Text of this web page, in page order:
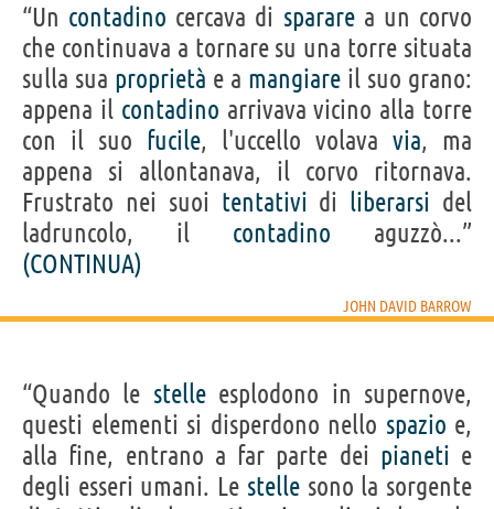
IDENTIKIT E DATI ANAGRAFICI
John David
Cognome Barrow
Nato 29 novembre 1952 a Londra
Sesso maschile
Nazionalità inglese
Professione matematico,cosmologo,fisico
Segno zodiacale Sagittario
LIBRI DI JOHN DAVID BARROW
Acquista libri di John David Barrow su
Frasi, citazioni e aforismi di John David Barrow
IN ITALIANO
“Un contadino cercava di spararea un corvo
che continuava a tornare su una torre situata
sulla sua proprietà e a mangiare il suo grano:
appena il contadino arrivava vicino alla torre
con il suo fucile, l'uccello volava via, ma
appena si allontanava, il corvo ritornava.
Frustrato nei suoi tentativi di liberarsi del
ladruncolo, il contadino aguzzò...”
(CONTINUA)
JOHN DAVID BARROW
“Quando le stelleesplodono in supernove,
questi elementi si disperdono nello spazio e,
alla fine, entrano a far parte dei pianeti e
degli esseri umani. Le stellesono la sorgente